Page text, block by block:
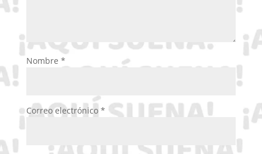
Nombre *
Correo electrónico *